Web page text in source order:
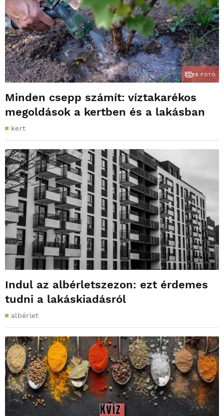
13 FOTÓ
Minden csepp számít: víztakarékos
megoldások a kertben és a lakásban
kert
Indul az albérletszezon: ezt érdemes
tudni a lakáskiadásról
albérlet